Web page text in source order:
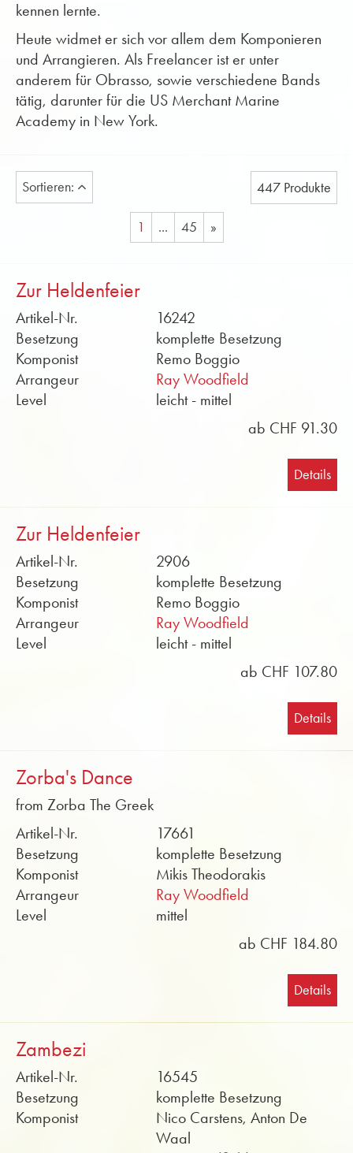
kennen lernte.
Heute widmet er sich vor allem dem Komponieren
und Arrangieren. Als Freelancer ist er unter
anderem für Obrasso, sowie verschiedene Bands
tätig, darunter für die US Merchant Marine
Academy in New York.
Sortieren: 447 Produkte
1 ... 45 »
Zur Heldenfeier
Artikel-Nr.
16242
Besetzung
komplette Besetzung
Komponist
Remo Boggio
Arrangeur
Ray Woodfield
Level
leicht - mittel
ab CHF 91.30
Details
Zur Heldenfeier
Artikel-Nr.
2906
Besetzung
komplette Besetzung
Komponist
Remo Boggio
Arrangeur
Ray Woodfield
Level
leicht - mittel
ab CHF 107.80
Details
Zorba's Dance
from Zorba The Greek
Artikel-Nr.
17661
Besetzung
komplette Besetzung
Komponist
Mikis Theodorakis
Arrangeur
Ray Woodfield
Level
mittel
ab CHF 184.80
Details
Zambezi
Artikel-Nr.
16545
Besetzung
komplette Besetzung
Komponist
Nico Carstens, Anton De
Waal